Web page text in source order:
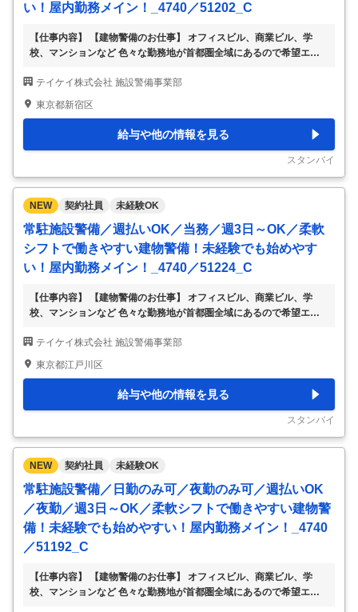
い！屋内勤務メイン！_4740／51202_C
【仕事内容】 【建物警備のお仕事】 オフィスビル、商業ビル、学
校、マンションなど 色々な勤務地が首都圏全域にあるので希望エリ
り など 立ちっぱなし・座りっぱなしではないのでご安心ください。
研修があるので未経験の方でも安心です。 慣れないうちはビルの構
す。 いきなり1名勤務はございません。 勤務地は一例で、一都三県に
色々な勤務地があります。 各線沿いからあなたのご自宅の近くま
で、お気軽にご相談ください。 ▽勤務地例 東京都・神奈川県・千葉
県・埼玉県など →特に新宿区・…
テイケイ株式会社 施設警備事業部
東京都新宿区
給与や他の情報を見る
スタンバイ
NEW 契約社員 未経験OK
常駐施設警備／週払いOK／当務／週3日～OK／柔軟
シフトで働きやすい建物警備！未経験でも始めやす
い！屋内勤務メイン！_4740／51224_C
【仕事内容】 【建物警備のお仕事】 オフィスビル、商業ビル、学
校、マンションなど 色々な勤務地が首都圏全域にあるので希望エリ
り など 立ちっぱなし・座りっぱなしではないのでご安心ください。
研修があるので未経験の方でも安心です。 慣れないうちはビルの構
す。 いきなり1名勤務はございません。 勤務地は一例で、一都三県に
色々な勤務地があります。 各線沿いからあなたのご自宅の近くま
で、お気軽にご相談ください。 ▽勤務地例 東京都・神奈川県・千葉
県・埼玉県など →特に新宿区・…
テイケイ株式会社 施設警備事業部
東京都江戸川区
給与や他の情報を見る
スタンバイ
NEW 契約社員 未経験OK
常駐施設警備／日勤のみ可／夜勤のみ可／週払いOK
／夜勤／週3日～OK／柔軟シフトで働きやすい建物警
備！未経験でも始めやすい！屋内勤務メイン！_4740
／51192_C
【仕事内容】 【建物警備のお仕事】 オフィスビル、商業ビル、学
校、マンションなど 色々な勤務地が首都圏全域にあるので希望エリ